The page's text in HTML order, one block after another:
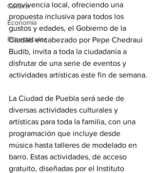
Cultura
Economía
Espectáculos
convivencia local, ofreciendo una
propuesta inclusiva para todos los
gustos y edades, el Gobierno de la
Ciudad encabezado por Pepe Chedraui
Budib, invita a toda la ciudadanía a
disfrutar de una serie de eventos y
actividades artísticas este fin de semana.
La Ciudad de Puebla será sede de
diversas actividades culturales y
artísticas para toda la familia, con una
programación que incluye desde
música hasta talleres de modelado en
barro. Estas actividades, de acceso
gratuito, diseñadas por el Instituto